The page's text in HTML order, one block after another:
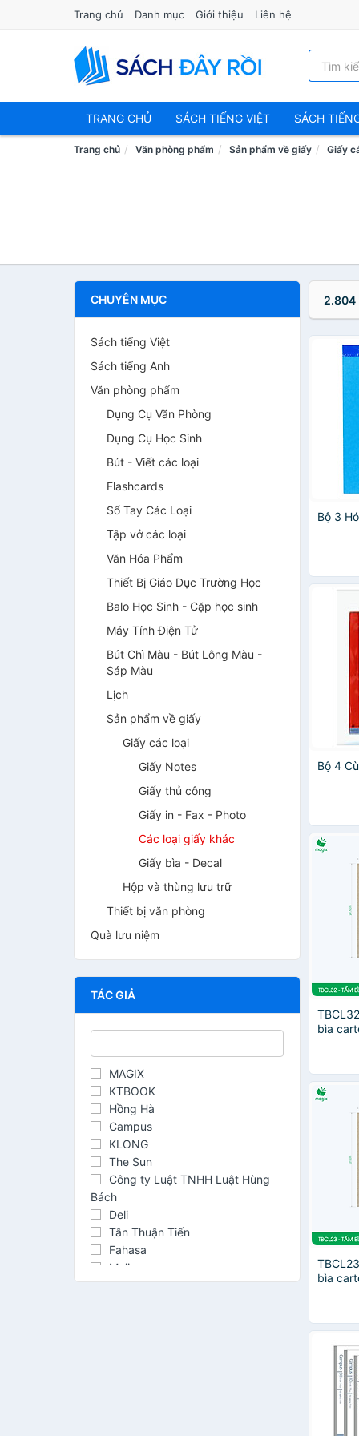
Trang chủ Danh mục Giới thiệu Liên hệ
TRANG CHỦ SÁCH TIẾNG VIỆT SÁCH
Trang chủ Văn phòng phẩm Sản phẩm về giấy Giấy
CHUYÊN MỤC
Sách tiếng Việt
Sách tiếng Anh
Văn phòng phẩm
Dụng Cụ Văn Phòng
Dụng Cụ Học Sinh
Bút - Viết các loại
Flashcards
Sổ Tay Các Loại
Tập vở các loại
Văn Hóa Phẩm
Thiết Bị Giáo Dục Trường Học
Balo Học Sinh - Cặp học sinh
Máy Tính Điện Tử
Bút Chì Màu - Bút Lông Màu -
Sáp Màu
Lịch
Sản phẩm về giấy
Giấy các loại
Giấy Notes
Giấy thủ công
Giấy in - Fax - Photo
Các loại giấy khác
Giấy bìa - Decal
Hộp và thùng lưu trữ
Thiết bị văn phòng
Quà lưu niệm
TÁC GIẢ
MAGIX
KTBOOK
Hồng Hà
Campus
KLONG
The Sun
Công ty Luật TNHH Luật Hùng
Bách
Deli
Tân Thuận Tiến
Fahasa
Muji
DEPAI
2.804
Bộ 3
Bộ 4
bìa
hàng,
bìa
hàng,